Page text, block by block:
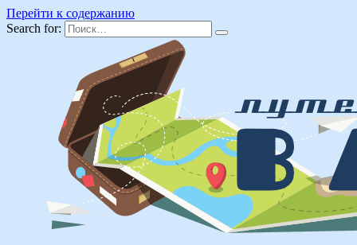
Перейти к содержанию
Search for: